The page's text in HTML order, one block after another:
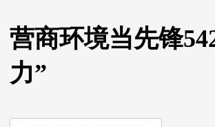
营商环境当先锋
力”